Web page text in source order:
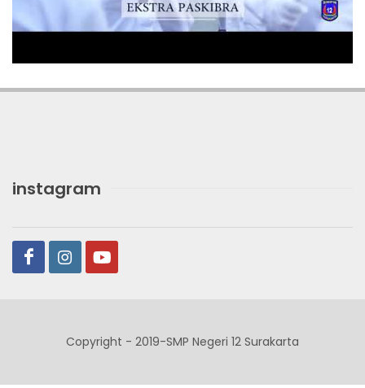
instagram
Copyright - 2019-SMP Negeri 12 Surakarta